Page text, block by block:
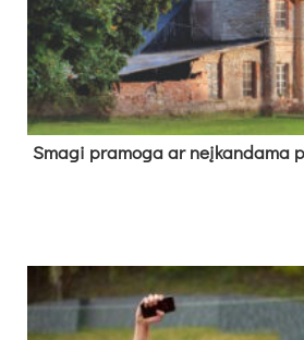
Sma­gi pra­mo­ga ar neį­kan­da­ma